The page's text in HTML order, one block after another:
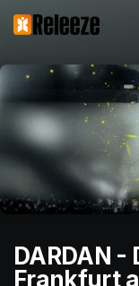
Skip header
DARDAN -
Frankfurt